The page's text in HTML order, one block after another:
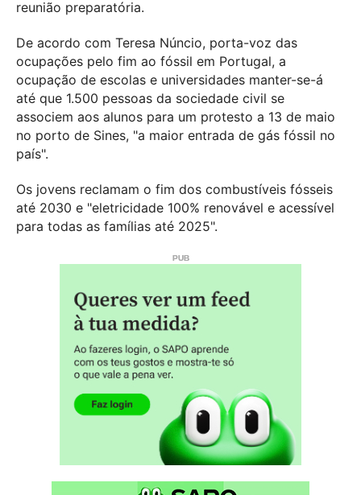
reunião preparatória.
De acordo com Teresa Núncio, porta-voz das
ocupações pelo fim ao fóssil em Portugal, a
ocupação de escolas e universidades manter-se-á
até que 1.500 pessoas da sociedade civil se
associem aos alunos para um protesto a 13 de maio
no porto de Sines, "a maior entrada de gás fóssil no
país".
Os jovens reclamam o fim dos combustíveis fósseis
até 2030 e "eletricidade 100% renovável e acessível
para todas as famílias até 2025".